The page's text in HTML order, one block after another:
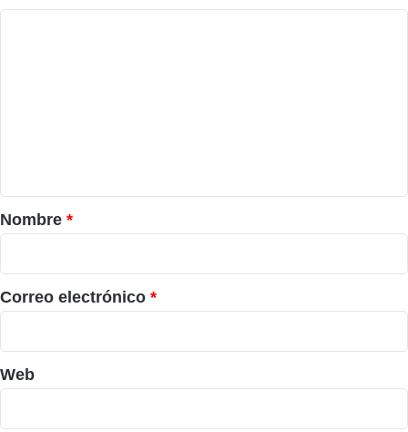
r
i
o
*
Nombre *
Correo electrónico *
Web